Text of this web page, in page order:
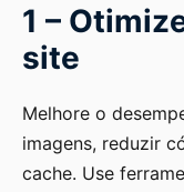
1 –
site
Melhore o
imagens, reduzir
cache. Use